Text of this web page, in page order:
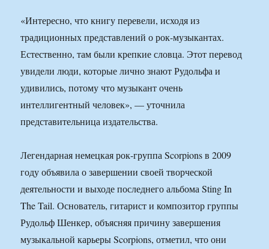
«Интересно, что книгу перевели, исходя из
традиционных представлений о рок-музыкантах.
Естественно, там были крепкие словца. Этот перевод
увидели люди, которые лично знают Рудольфа и
удивились, потому что музыкант очень
интеллигентный человек», — уточнила
представительница издательства.
Легендарная немецкая рок-группа Scorpions в 2009
году объявила о завершении своей творческой
деятельности и выходе последнего альбома Sting In
The Tail. Основатель, гитарист и композитор группы
Рудольф Шенкер, объясняя причину завершения
музыкальной карьеры Scorpions, отметил, что они